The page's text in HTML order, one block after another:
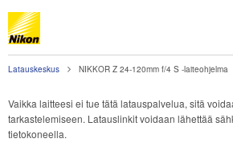
Latauskeskus NIKKOR Z 24-120mm f/4 S -laiteohjelma
Vaikka laitteesi ei tue tätä latauspalvelua, sitä
tarkastelemiseen. Latauslinkit voidaan lähettää
tietokoneella.